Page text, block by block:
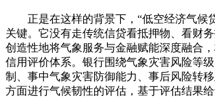
正是在这样的背景下，“低空经济气候
关键。它没有走传统信贷看抵押物、看财
创造性地将气象服务与金融赋能深度融合
信用评价体系。银行围绕气象灾害风险等
制、事中气象灾害防御能力、事后风险转
方面进行气候韧性的评估，基于评估结果